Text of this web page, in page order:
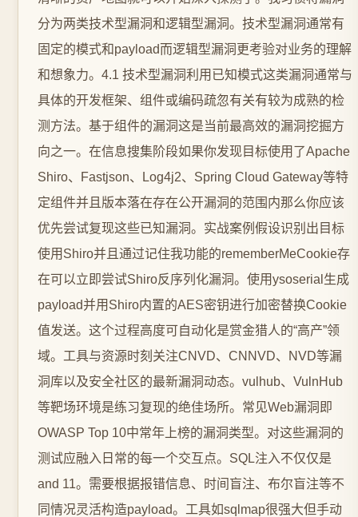
分为两类技术型漏洞和逻辑型漏洞。技术型漏洞通常有
固定的模式和payload而逻辑型漏洞更考验对业务的理解
和想象力。4.1 技术型漏洞利用已知模式这类漏洞通常与
具体的开发框架、组件或编码疏忽有关有较为成熟的检
测方法。基于组件的漏洞这是当前最高效的漏洞挖掘方
向之一。在信息搜集阶段如果你发现目标使用了Apache
Shiro、Fastjson、Log4j2、Spring Cloud Gateway等特
定组件并且版本落在存在公开漏洞的范围内那么你应该
优先尝试复现这些已知漏洞。实战案例假设识别出目标
使用Shiro并且通过记住我功能的rememberMeCookie存
在可以立即尝试Shiro反序列化漏洞。使用ysoserial生成
payload并用Shiro内置的AES密钥进行加密替换Cookie
值发送。这个过程高度可自动化是赏金猎人的“高产”领
域。工具与资源时刻关注CNVD、CNNVD、NVD等漏
洞库以及安全社区的最新漏洞动态。vulhub、VulnHub
等靶场环境是练习复现的绝佳场所。常见Web漏洞即
OWASP Top 10中常年上榜的漏洞类型。对这些漏洞的
测试应融入日常的每一个交互点。SQL注入不仅仅是
and 11。需要根据报错信息、时间盲注、布尔盲注等不
同情况灵活构造payload。工具如sqlmap很强大但手动